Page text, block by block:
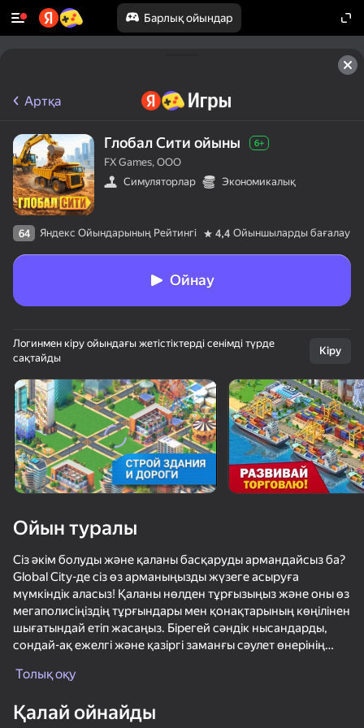
Барлық ойындар
Құрылғыны бұрыңыз
Ойын тек көлденең
бағдарда ғана істейді
Дрифт суета на ЗИЛЕ
Артқа
Глобал Сити ойыны 6+
FX Games, OOO
Симуляторлар
Экономикалық
64 Яндекс Ойындарының Рейтингі 4,4 Ойыншыларды бағалау
Ойнау
Логинмен кіру ойындағы жетістіктерді сенімді түрде
сақтайды
Кіру
Ойын туралы
Сіз әкім болуды және қаланы басқаруды армандайсыз ба?
Global City-де сіз өз арманыңызды жүзеге асыруға
мүмкіндік аласыз! Қаланы нөлден тұрғызыңыз және оны өз
мегаполисіңіздің тұрғындары мен қонақтарының көңілінен
шығатындай етіп жасаңыз. Бірегей сәндік нысандарды,
сондай-ақ ежелгі және қазіргі заманғы сәулет өнерінің
қатысыңыз. Өз қалаңызды қауіптен қорғауды ұмытпаңыз!
жетпес тәжірибеңізді әріптестеріңізбен бөлісе аласыз.
Толық оқу
Қалай ойнайды